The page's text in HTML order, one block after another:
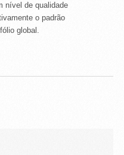
nível de qualidade
o padrão
global.